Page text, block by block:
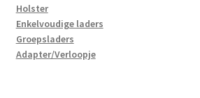
Holster
Enkelvoudige laders
Groepsladers
Adapter/Verloopje